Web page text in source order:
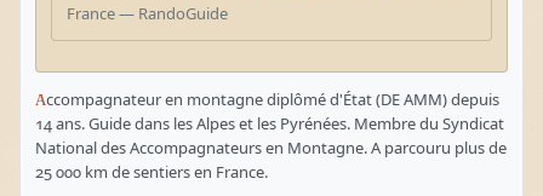
France — RandoGuide
Accompagnateur en montagne diplômé d'État (DE AMM) depuis
14 ans. Guide dans les Alpes et les Pyrénées. Membre du Syndicat
National des Accompagnateurs en Montagne. A parcouru plus de
25 000 km de sentiers en France.